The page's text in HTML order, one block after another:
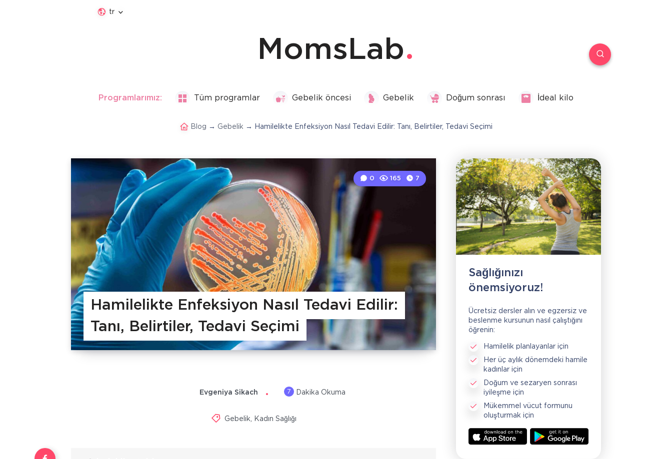
tr
MomsLab
Programlarımız: Tüm programlar Gebelik öncesi Gebelik Doğum sonrası İdeal kilo
Blog → Gebelik → Hamilelikte Enfeksiyon Nasıl Tedavi Edilir: Tanı, Belirtiler, Tedavi Seçimi
Hamilelikte Enfeksiyon Nasıl Tedavi Edilir:
Tanı, Belirtiler, Tedavi Seçimi
0 165 7
Evgeniya Sikach 7 Dakika Okuma
Gebelik Kadın Sağlığı
Sağlığınızı
önemsiyoruz!
Ücretsiz dersler alın ve egzersiz ve
beslenme kursunun nasıl çalıştığını
öğrenin:
Hamilelik planlayanlar için
Her üç aylık dönemdeki hamile
kadınlar için
Doğum ve sezaryen sonrası
iyileşme için
Mükemmel vücut formunu
oluşturmak için